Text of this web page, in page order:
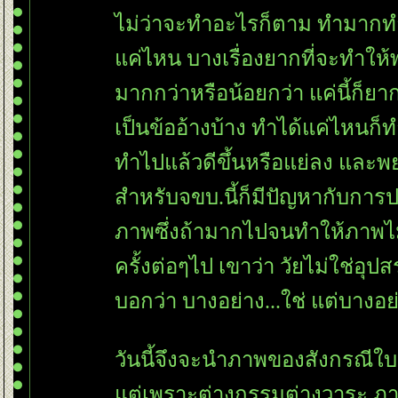
ไม่ว่าจะทำอะไรก็ตาม ทำมาก
ค่ไหน บางเรื่องยากที่จะทำใ
มากกว่าหรือน้อยกว่า แค่นี้ก็ยา
เป็นข้ออ้างบ้าง ทำได้แค่ไหนก็
ทำไปแล้วดีขึ้นหรือแย่ลง และพ
สำหรับจขบ.นี้ก็มีปัญหากับการ
ภาพซึ่งถ้ามากไปจนทำให้ภาพ
ครั้งต่อๆไป เขาว่า วัยไม่ใช่อุป
บอกว่า บางอย่าง...ใช่ แต่บางอ
วันนี้จึงจะนำภาพของสังกรณีใ